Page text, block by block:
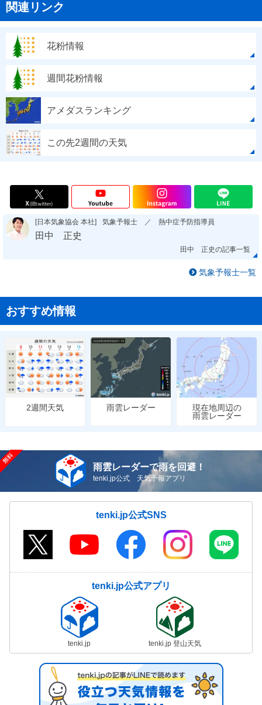
関連リンク
花粉情報
週間花粉情報
アメダスランキング
この先2週間の天気
[日本気象協会 本社] 気象予報士 ／ 熱中症予防指導員
田中 正史
田中 正史の記事一覧
気象予報士一覧
おすすめ情報
2週間天気 雨雲レーダー
現在地周辺の
雨雲レーダー
雨雲レーダーで雨を回避！
tenki.jp公式 天気予報アプリ
tenki.jp公式SNS
tenki.jp公式アプリ
tenki.jp tenki.jp 登山天気